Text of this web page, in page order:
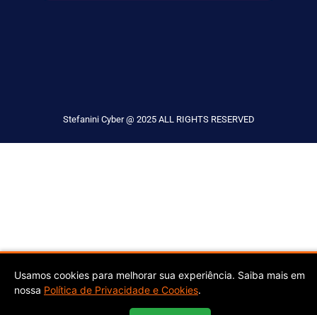
Usamos cookies para melhorar sua experiência. Saiba mais em
nossa Política de Privacidade e Cookies.
Stefanini Cyber @ 2025 ALL RIGHTS RESERVED